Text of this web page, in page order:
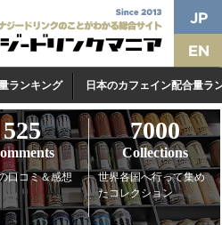
ランキング 日本のカフェイン配合量ラ
525
口コミ＆感想
7000
Collections
世界各国へ行って集め
たコレクション